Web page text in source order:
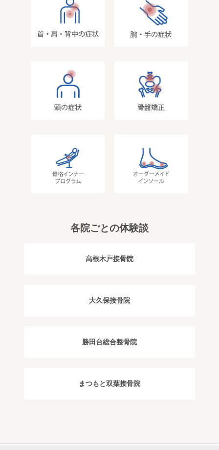
各院ごとの体験談
高根木戸接骨院
大久保接骨院
勝田台総合整骨院
まつもと双葉接骨院